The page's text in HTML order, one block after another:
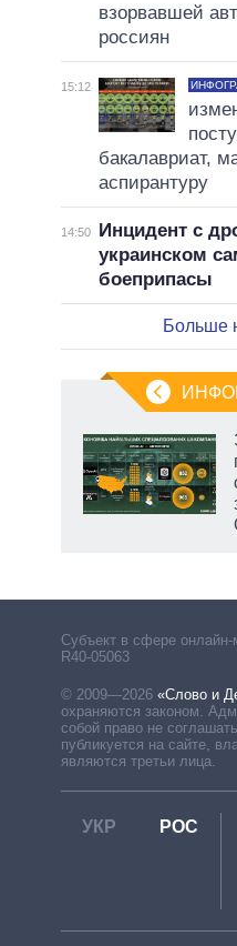
взорвавшей
россиян
15:12
бакалавриат,
аспирантуру
14:50
Инцидент с
украинском
боеприпасы
Больше
Субъект в сфере
R40-05063
© 2009—2026 «Слово и
охраняются законом.
собой право не
публикуется на сайте,
являются третьи лица.
УКР РОС